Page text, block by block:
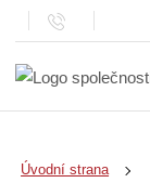
Úvodní strana